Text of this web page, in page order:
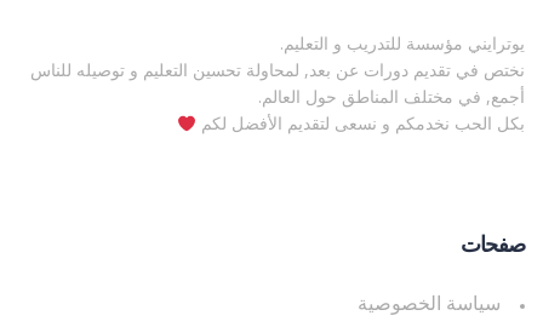
يوترايني مؤسسة للتدريب و التعليم.
نختص في تقديم دورات عن بعد, لمحاولة تحسين التعليم و توصيله للناس
أجمع, في مختلف المناطق حول العالم.
بكل الحب نخدمكم و نسعى لتقديم الأفضل لكم
صفحات
سياسة الخصوصية